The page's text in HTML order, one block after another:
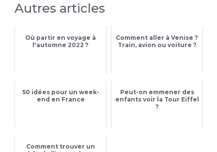
Autres articles
Où partir en voyage à
l'automne 2022 ?
Comment aller à Venise ?
Train, avion ou voiture ?
50 idées pour un week-
end en France
Peut-on emmener des
enfants voir la Tour Eiffel
?
Comment trouver un